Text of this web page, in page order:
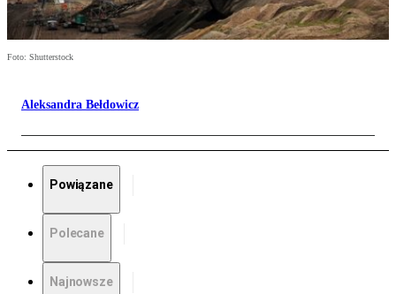
Foto: Shutterstock
Aleksandra Bełdowicz
Powiązane
Polecane
Najnowsze